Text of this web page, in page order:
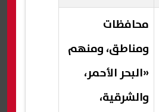
محافظات
ومناطق، ومنهم
«البحر الأحمر،
والشرقية،